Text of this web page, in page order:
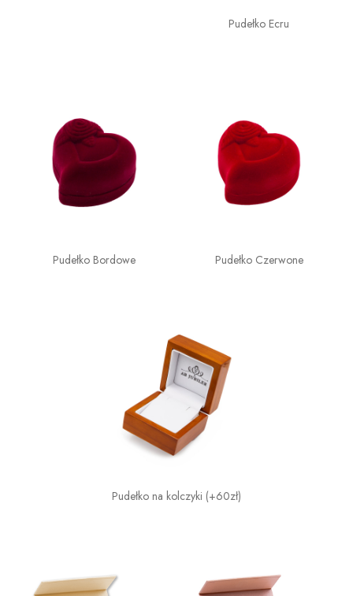
Pudełko Ecru
Pudełko Bordowe Pudełko Czerwone
Pudełko na kolczyki (+60zł)